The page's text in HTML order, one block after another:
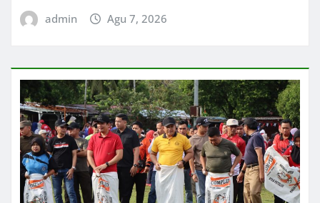
admin Agu 7, 2026